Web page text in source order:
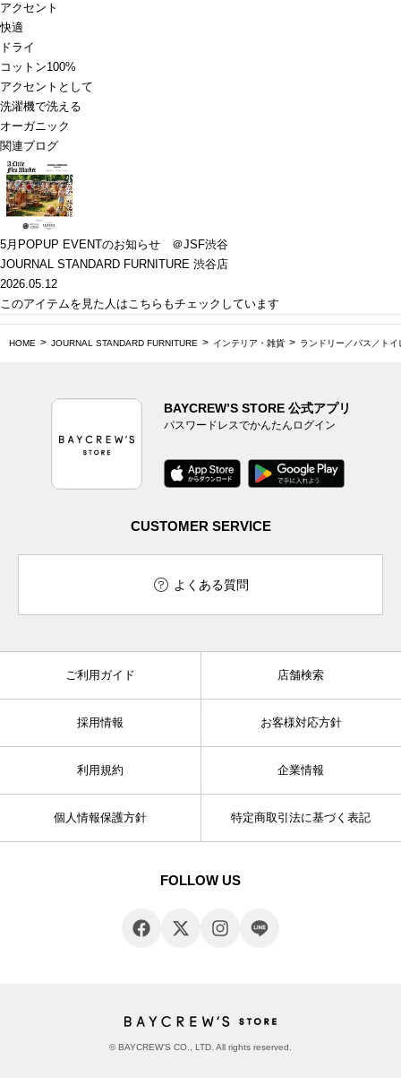
アクセント
快適
ドライ
コットン100%
アクセントとして
洗濯機で洗える
オーガニック
関連ブログ
5月POPUP EVENTのお知らせ ＠JSF渋谷
JOURNAL STANDARD FURNITURE 渋谷店
2026.05.12
このアイテムを見た人はこちらもチェックしています
HOME JOURNAL STANDARD FURNITURE インテリア・雑貨 ランドリー／バス／トイ
BAYCREW’S STORE 公式アプリ
パスワードレスでかんたんログイン
CUSTOMER SERVICE
よくある質問
ご利用ガイド 店舗検索
採用情報 お客様対応方針
利用規約 企業情報
個人情報保護方針 特定商取引法に基づく表記
FOLLOW US
© BAYCREW’S CO., LTD. All rights reserved.